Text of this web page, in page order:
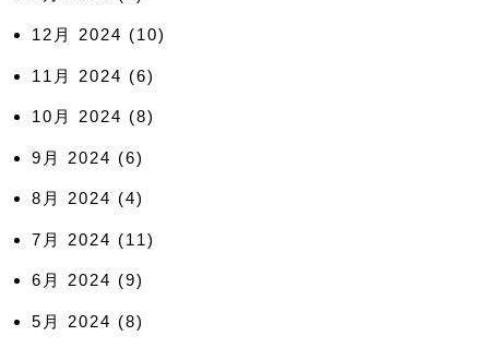
12月 2024 (10)
11月 2024 (6)
10月 2024 (8)
9月 2024 (6)
8月 2024 (4)
7月 2024 (11)
6月 2024 (9)
5月 2024 (8)